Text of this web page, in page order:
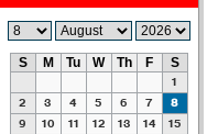
ՀԱՅԱՊԱՀՊԱՆՈՒԹԻՒՆ՝
ՀԱՒԱՏՔԻ ԵՒ
S M Tu W Th F S
1
2
3 4 5 6 7
8
9
10 11 12 13 14
15